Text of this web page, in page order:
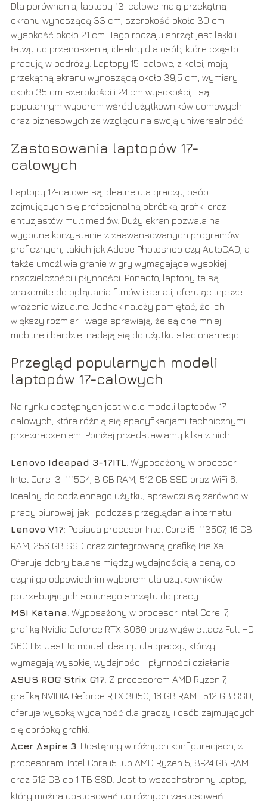
Dla porównania, laptopy 13-calowe mają przekątną
ekranu wynoszącą 33 cm, szerokość około 30 cm i
wysokość około 21 cm. Tego rodzaju sprzęt jest lekki i
łatwy do przenoszenia, idealny dla osób, które często
pracują w podróży. Laptopy 15-calowe, z kolei, mają
przekątną ekranu wynoszącą około 39,5 cm, wymiary
około 35 cm szerokości i 24 cm wysokości, i są
popularnym wyborem wśród użytkowników domowych
oraz biznesowych ze względu na swoją uniwersalność.
Zastosowania laptopów 17-
calowych
Laptopy 17-calowe są idealne dla graczy, osób
zajmujących się profesjonalną obróbką grafiki oraz
entuzjastów multimediów. Duży ekran pozwala na
wygodne korzystanie z zaawansowanych programów
graficznych, takich jak Adobe Photoshop czy AutoCAD, a
także umożliwia granie w gry wymagające wysokiej
rozdzielczości i płynności. Ponadto, laptopy te są
znakomite do oglądania filmów i seriali, oferując lepsze
wrażenia wizualne. Jednak należy pamiętać, że ich
większy rozmiar i waga sprawiają, że są one mniej
mobilne i bardziej nadają się do użytku stacjonarnego.
Przegląd popularnych modeli
laptopów 17-calowych
Na rynku dostępnych jest wiele modeli laptopów 17-
calowych, które różnią się specyfikacjami technicznymi i
przeznaczeniem. Poniżej przedstawiamy kilka z nich:
Lenovo Ideapad 3-17ITL: Wyposażony w procesor
Intel Core i3-1115G4, 8 GB RAM, 512 GB SSD oraz WiFi 6.
Idealny do codziennego użytku, sprawdzi się zarówno w
pracy biurowej, jak i podczas przeglądania internetu.
Lenovo V17: Posiada procesor Intel Core i5-1135G7, 16 GB
RAM, 256 GB SSD oraz zintegrowaną grafikę Iris Xe.
Oferuje dobry balans między wydajnością a ceną, co
czyni go odpowiednim wyborem dla użytkowników
potrzebujących solidnego sprzętu do pracy.
MSI Katana: Wyposażony w procesor Intel Core i7,
grafikę Nvidia Geforce RTX 3060 oraz wyświetlacz Full HD
360 Hz. Jest to model idealny dla graczy, którzy
wymagają wysokiej wydajności i płynności działania.
ASUS ROG Strix G17: Z procesorem AMD Ryzen 7,
grafiką NVIDIA Geforce RTX 3050, 16 GB RAM i 512 GB SSD,
oferuje wysoką wydajność dla graczy i osób zajmujących
się obróbką grafiki.
Acer Aspire 3: Dostępny w różnych konfiguracjach, z
procesorami Intel Core i5 lub AMD Ryzen 5, 8-24 GB RAM
oraz 512 GB do 1 TB SSD. Jest to wszechstronny laptop,
który można dostosować do różnych zastosowań.